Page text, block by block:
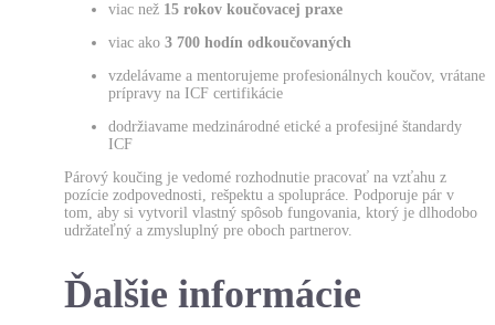
viac než 15 rokov koučovacej praxe
viac ako 3 700 hodín odkoučovaných
vzdelávame a mentorujeme profesionálnych koučov, vrátane
prípravy na ICF certifikácie
dodržiavame medzinárodné etické a profesijné štandardy
ICF
Párový koučing je vedomé rozhodnutie pracovať na vzťahu z
pozície zodpovednosti, rešpektu a spolupráce. Podporuje pár v
tom, aby si vytvoril vlastný spôsob fungovania, ktorý je dlhodobo
udržateľný a zmysluplný pre oboch partnerov.
Ďalšie informácie